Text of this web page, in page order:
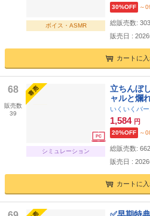
ボイス・ASMR
30%OFF ～
総販売数: 303
販売日 :
カートに
68
販売数
39
シミュレーション
立ちんぼ
ャルと爛
レ甘)
いくいくバ
1,584 円
20%OFF ～
総販売数: 662
販売日 :
カートに